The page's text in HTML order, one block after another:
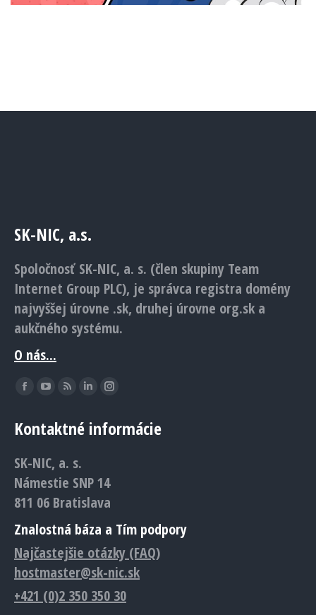
SK-NIC, a.s.
Spoločnosť SK-NIC, a. s. (člen skupiny Team
Internet Group PLC), je správca registra domény
najvyššej úrovne .sk, druhej úrovne org.sk a
aukčného systému.
O nás...
Find us on:
Facebook
opens
new
window
YouTube
opens
new
window
Rss
opens
new
window
Linkedin
opens
window
Instagram
opens
window
Kontaktné informácie
SK-NIC, a. s.
Námestie SNP 14
811 06 Bratislava
Znalostná báza a Tím podpory
Najčastejšie otázky (FAQ)
hostmaster@sk-nic.sk
+421 (0)2 350 350 30